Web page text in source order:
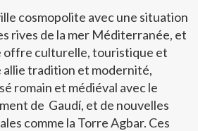
cosmopolite avec une situation
rives de la mer Méditerranée, et
offre culturelle, touristique et
allie tradition et modernité,
romain et médiéval avec le
de Gaudí, et de nouvelles
comme la Torre Agbar. Ces